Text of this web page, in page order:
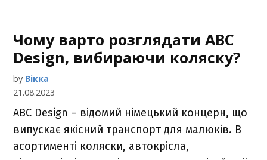
Чому варто розглядати ABC
Design, вибираючи коляску?
by Вікка
21.08.2023
ABC Design – відомий німецький концерн, що
випускає якісний транспорт для малюків. В
асортименті коляски, автокрісла,